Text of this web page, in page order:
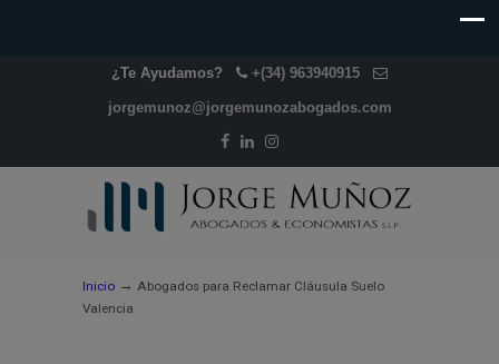
¿Te Ayudamos? +(34) 963940915
jorgemunoz@jorgemunozabogados.com
Inicio → Abogados para Reclamar Cláusula Suelo
Valencia